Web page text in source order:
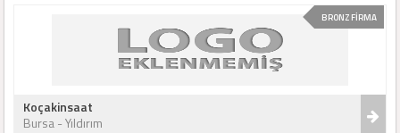
BRONZ FİRMA
Koçakinsaat
Bursa - Yıldırım